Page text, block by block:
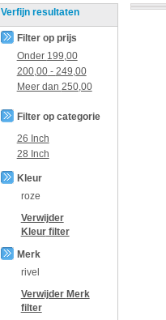
Verfijn resultaten
Filter op prijs
Onder 199,00
200,00- 249,00
Meer dan 250,00
Filter op categorie
26 Inch
28 Inch
Kleur
roze
Verwijder
Kleurfilter
Merk
rivel
Verwijder Merk
filter